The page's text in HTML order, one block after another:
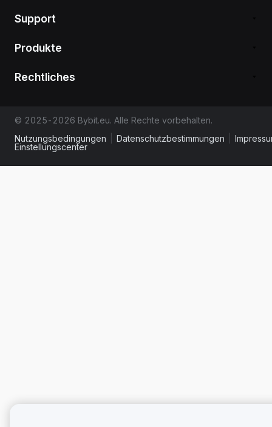
Support
Produkte
Rechtliches
© 2025-2026 Bybit.eu. Alle Rechte vorbehalten.
Nutzungsbedingungen
Datenschutzbestimmungen
Einstellungscenter